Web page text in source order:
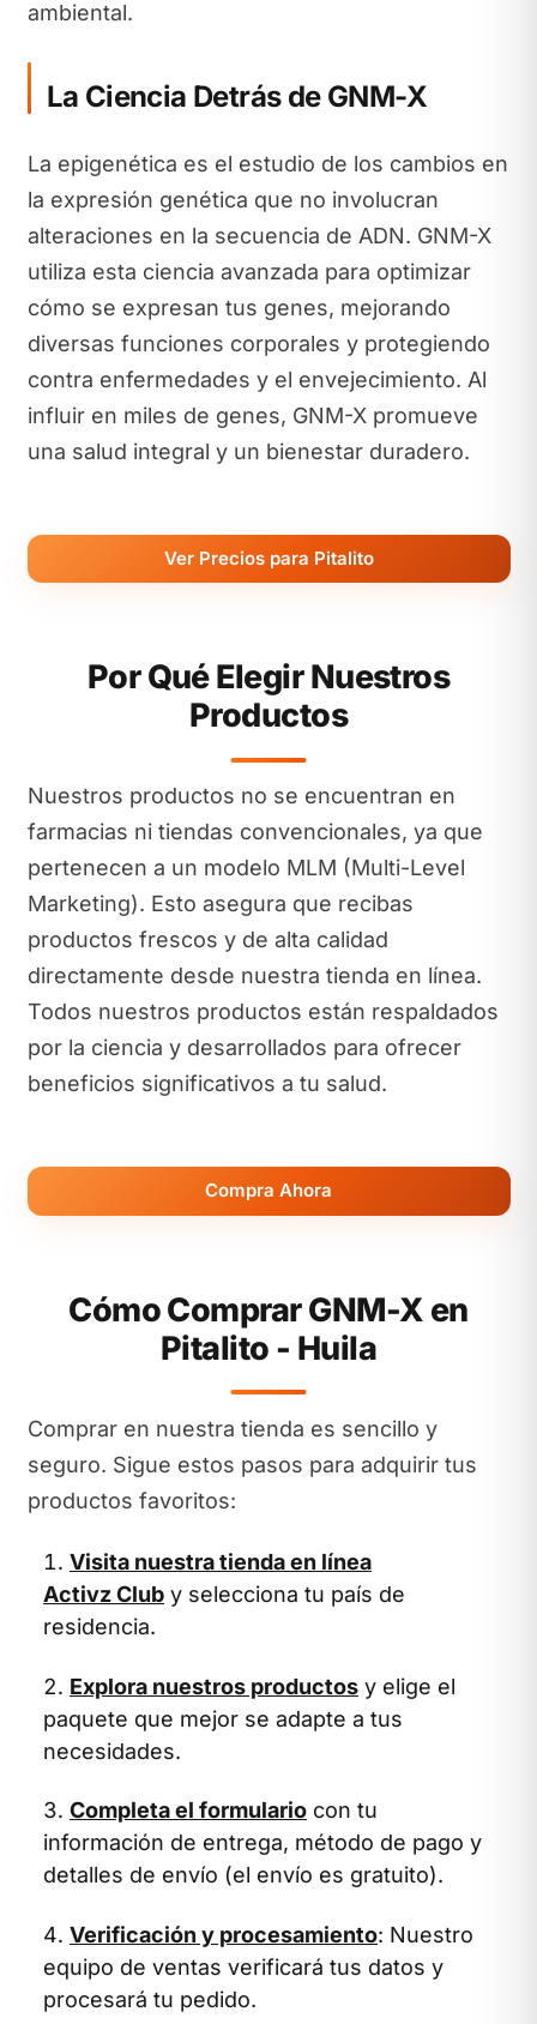
ambiental.
La Ciencia Detrás de GNM-X
La epigenética es el estudio de los cambios en
la expresión genética que no involucran
alteraciones en la secuencia de ADN. GNM-X
utiliza esta ciencia avanzada para optimizar
cómo se expresan tus genes, mejorando
diversas funciones corporales y protegiendo
contra enfermedades y el envejecimiento. Al
influir en miles de genes, GNM-X promueve
una salud integral y un bienestar duradero.
Ver Precios para Pitalito
Por Qué Elegir Nuestros
Productos
Nuestros productos no se encuentran en
farmacias ni tiendas convencionales, ya que
pertenecen a un modelo MLM (Multi-Level
Marketing). Esto asegura que recibas
productos frescos y de alta calidad
directamente desde nuestra tienda en línea.
Todos nuestros productos están respaldados
por la ciencia y desarrollados para ofrecer
beneficios significativos a tu salud.
Compra Ahora
Cómo Comprar GNM-X en
Pitalito - Huila
Comprar en nuestra tienda es sencillo y
seguro. Sigue estos pasos para adquirir tus
productos favoritos:
Visita nuestra tienda en línea
Activz Club y selecciona tu país de
residencia.
Explora nuestros productos y elige el
paquete que mejor se adapte a tus
necesidades.
Completa el formulario con tu
información de entrega, método de pago y
detalles de envío (el envío es gratuito).
Verificación y procesamiento: Nuestro
equipo de ventas verificará tus datos y
procesará tu pedido.